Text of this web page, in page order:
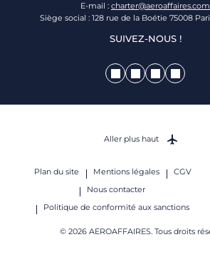
E-mail : charter@aeroaffaires.com
Siège social : 128 rue de la Boétie 75008
SUIVEZ-NOUS !
Plan du site Mentions légales
CGV
Nous contacter
Politique de conformité aux sanctions
© 2026 AEROAFFAIRES. Tous droits
Aller plus haut